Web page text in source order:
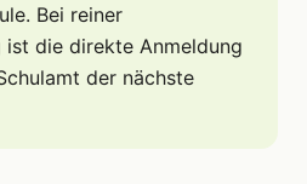
Bei reiner
die direkte Anmeldung
der nächste